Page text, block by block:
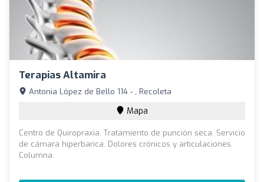
Terapias Altamira
Antonia López de Bello 114 - , Recoleta
Mapa
Centro de Quiropraxia. Tratamiento de punción seca. Servicio
de cámara hiperbarica. Dolores crónicos y articulaciones.
Columna.